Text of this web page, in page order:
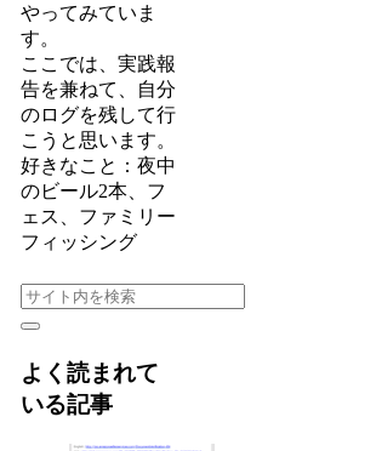
やってみていま
す。
ここでは、実践報
告を兼ねて、自分
のログを残して行
こうと思います。
好きなこと：夜中
のビール2本、フ
ェス、ファミリー
フィッシング
よく読まれて
いる記事